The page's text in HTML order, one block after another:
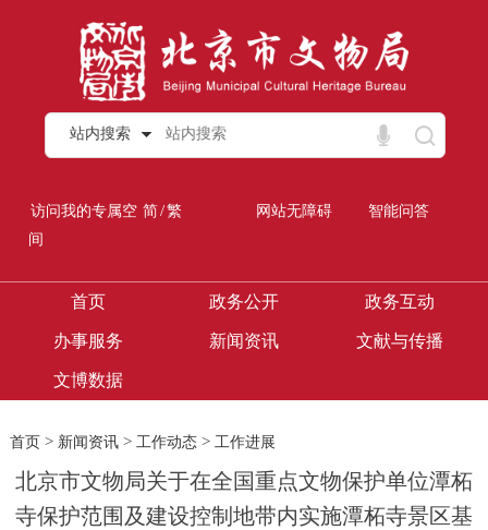
站内搜索
访问我的专属空
间
简/繁 网站无障碍 智能问答
首页 政务公开 政务互动
办事服务 新闻资讯 文献与传播
文博数据
首页> 新闻资讯> 工作动态> 工作进展
北京市文物局关于在全国重点文物保护单位潭柘
寺保护范围及建设控制地带内实施潭柘寺景区基